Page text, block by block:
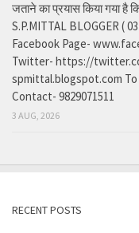
जताने का प्रयास किया गया है
S.P.MITTAL BLOGGER (
Facebook Page-
Twitter- https://
spmittal.blogspot.com To
Contact- 9829071511
3 AUG, 2026
RECENT POSTS